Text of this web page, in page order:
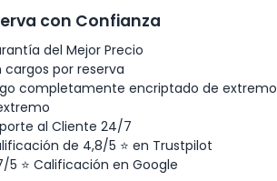
con Confianza
del Mejor Precio
cargos por reserva
completamente encriptado de extremo
al Cliente 24/7
de 4,8/5 ⭐ en Trustpilot
5 ⭐ Calificación en Google